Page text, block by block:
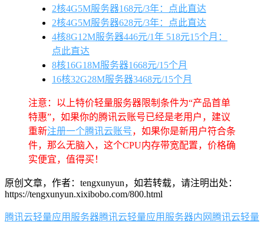
2核4G5M服务器168元/3年：点此直达
2核4G5M服务器628元/3年：点此直达
4核8G12M服务器446元/1年 518元15个月：
点此直达
8核16G18M服务器1668元/15个月
16核32G28M服务器3468元/15个月
注意：以上特价轻量服务器限制条件为“产品首单
特惠”，如果你的腾讯云账号已经是老用户，建议
重新注册一个腾讯云账号，如果你是新用户符合条
件，那么无脑入，这个CPU内存带宽配置，价格确
实便宜，值得买！
原创文章，作者：tengxunyun，如若转载，请注明出处：
https://tengxunyun.xixibobo.com/800.html
腾讯云轻量应用服务器腾讯云轻量应用服务器内网 腾讯云轻量